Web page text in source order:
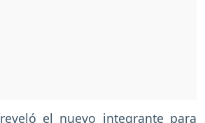
reveló el nuevo integrante para